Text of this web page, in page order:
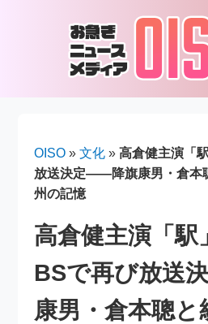
OISO »文化 »高倉健主演「
放送決定――降旗康男・倉本
州の記憶
高倉健主演「駅
BSで再び放送
康男・倉本聰と